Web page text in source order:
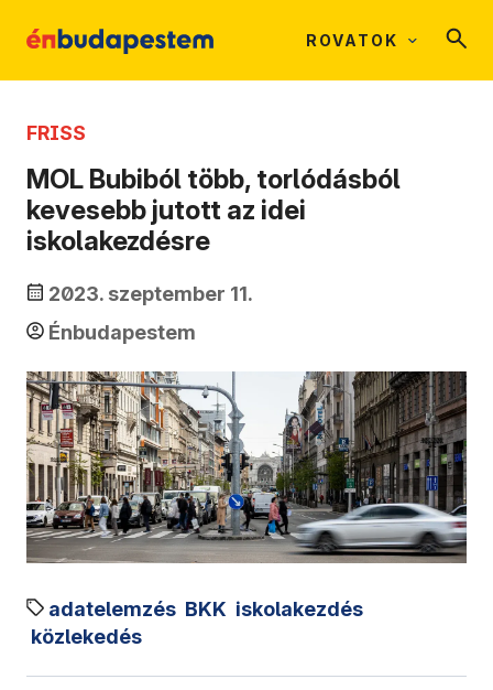
ROVATOK
FRISS
MOL Bubiból több, torlódásból
kevesebb jutott az idei
iskolakezdésre
2023. szeptember 11.
Énbudapestem
adatelemzés BKK iskolakezdés
közlekedés